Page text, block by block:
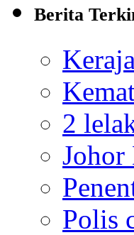
Berita
2
Johor
Polis